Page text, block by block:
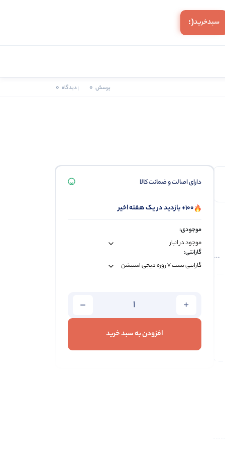
سبد‌خرید(:
پرسش 0 دیدگاه 0
دارای اصالت و ضمانت کالا
100+ بازدید در یک هفته اخیر
موجودی:
گارانتی:
افزودن به سبد خرید